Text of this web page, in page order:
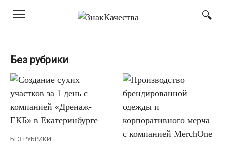
Без рубрики
БЕЗ РУБРИКИ